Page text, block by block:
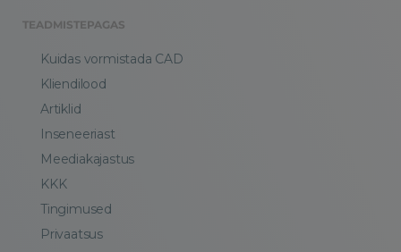
TEADMISTEPAGAS
Kuidas vormistada CAD
Kliendilood
Artiklid
Inseneeriast
Meediakajastus
KKK
Tingimused
Privaatsus